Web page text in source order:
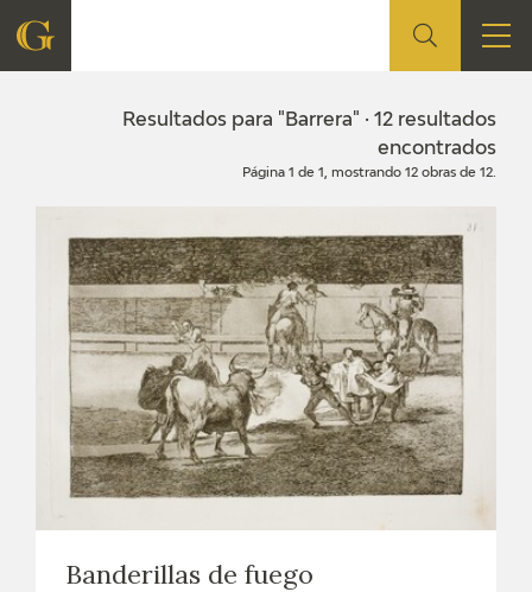
FUNDACIÓN
CENTRO DE INVESTIGACIÓN Y DOCUMENTACIÓN
CONTACTO
PROGRAMACIÓN
Resultados para "Barrera" · 12 resultados
encontrados
Página 1 de 1, mostrando 12 obras de 12.
Banderillas de fuego